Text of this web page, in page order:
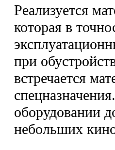
Реализуется
которая в
при
встречается
оборудовании
небольших